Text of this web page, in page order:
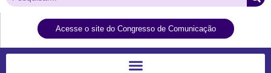
Acesse o site do Congresso de Comunicação